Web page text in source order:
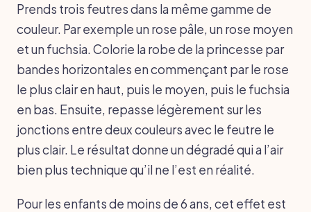
Prends trois feutres dans la même gamme de
couleur. Par exemple un rose pâle, un rose moyen
et un fuchsia. Colorie la robe de la princesse par
bandes horizontales en commençant par le rose
le plus clair en haut, puis le moyen, puis le fuchsia
en bas. Ensuite, repasse légèrement sur les
jonctions entre deux couleurs avec le feutre le
plus clair. Le résultat donne un dégradé qui a l’air
bien plus technique qu’il ne l’est en réalité.
Pour les enfants de moins de 6 ans, cet effet est